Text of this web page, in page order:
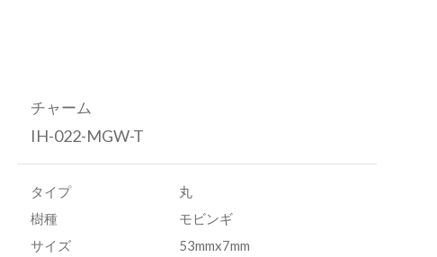
チャーム
IH-022-MGW-T
タイプ
丸
樹種
モビンギ
サイズ
53mmx7mm